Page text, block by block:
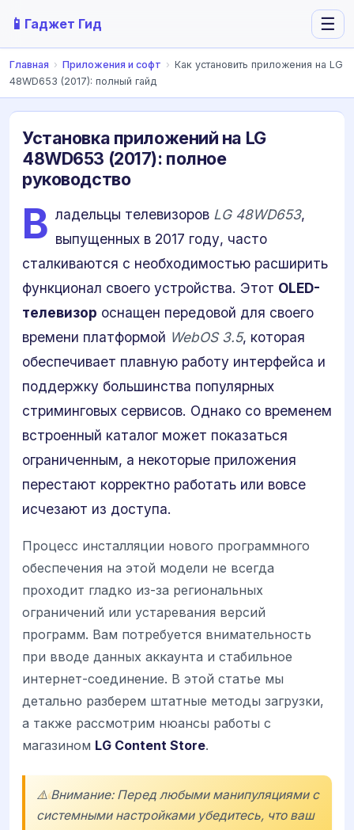
📱 Гаджет Гид ☰
Главная › Приложения и софт › Как установить приложения на LG
48WD653 (2017): полный гайд
Установка приложений на LG
48WD653 (2017): полное
руководство
В ладельцы телевизоров LG 48WD653,
выпущенных в 2017 году, часто
сталкиваются с необходимостью расширить
функционал своего устройства. Этот OLED-
телевизор оснащен передовой для своего
времени платформой WebOS 3.5, которая
обеспечивает плавную работу интерфейса и
поддержку большинства популярных
стриминговых сервисов. Однако со временем
встроенный каталог может показаться
ограниченным, а некоторые приложения
перестают корректно работать или вовсе
исчезают из доступа.
Процесс инсталляции нового программного
обеспечения на этой модели не всегда
проходит гладко из-за региональных
ограничений или устаревания версий
программ. Вам потребуется внимательность
при вводе данных аккаунта и стабильное
интернет-соединение. В этой статье мы
детально разберем штатные методы загрузки,
а также рассмотрим нюансы работы с
магазином LG Content Store.
⚠️ Внимание: Перед любыми манипуляциями с
системными настройками убедитесь, что ваш